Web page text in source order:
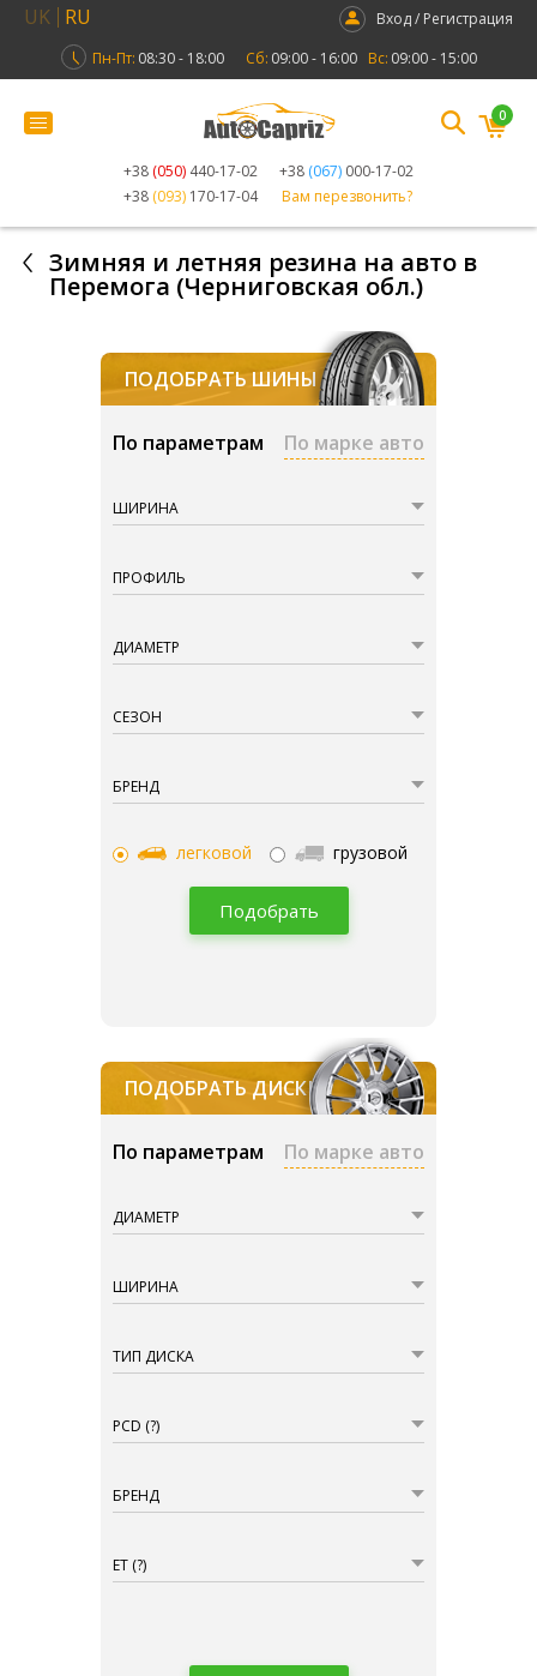
UK RU
Вход / Регистрация
Пн-Пт: 08:30 - 18:00 Сб: 09:00 - 16:00 Вс: 09:00 - 15:00
+38 (050) 440-17-02 +38 (067) 000-17-02
+38 (093) 170-17-04 Вам перезвонить?
0
Зимняя и летняя резина на авто в
Перемога (Черниговская обл.)
ПОДОБРАТЬ ШИНЫ
По параметрам По марке авто
ШИРИНА
ПРОФИЛЬ
ДИАМЕТР
СЕЗОН
БРЕНД
легковой грузовой
Подобрать
ПОДОБРАТЬ ДИСКИ
По параметрам По марке авто
ДИАМЕТР
ШИРИНА
ТИП ДИСКА
PCD (?)
БРЕНД
ET (?)